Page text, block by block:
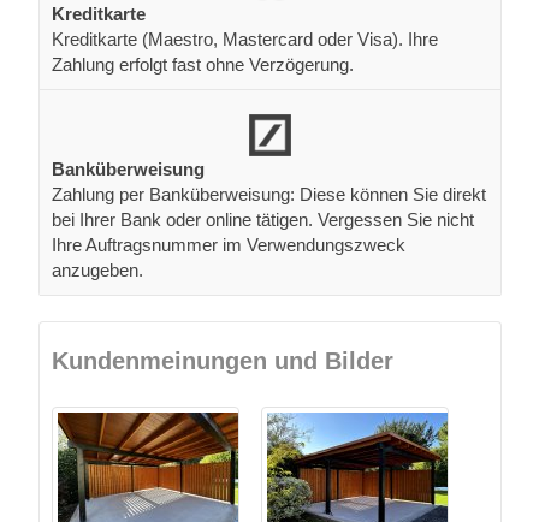
Kreditkarte
Kreditkarte (Maestro, Mastercard oder Visa). Ihre
Zahlung erfolgt fast ohne Verzögerung.
Banküberweisung
Zahlung per Banküberweisung: Diese können Sie direkt
bei Ihrer Bank oder online tätigen. Vergessen Sie nicht
Ihre Auftragsnummer im Verwendungszweck
anzugeben.
Kundenmeinungen und Bilder